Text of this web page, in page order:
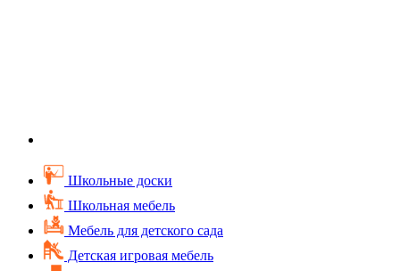
Школьные доски
Школьная мебель
Мебель для детского сада
Детская игровая мебель